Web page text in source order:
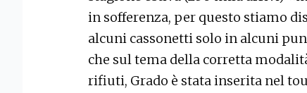
in sofferenza, per questo stiamo
alcuni cassonetti solo in alcuni
che sul tema della corretta
rifiuti, Grado è stata inserita nel